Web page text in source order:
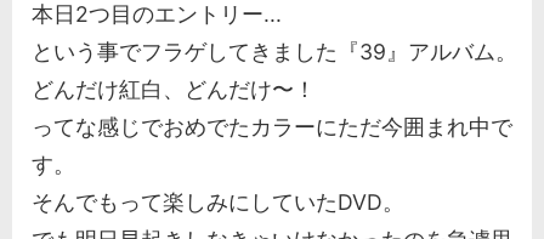
本日2つ目のエントリー...
という事でフラゲしてきました『39』アルバム。
どんだけ紅白、どんだけ〜！
ってな感じでおめでたカラーにただ今囲まれ中で
す。
そんでもって楽しみにしていたDVD。